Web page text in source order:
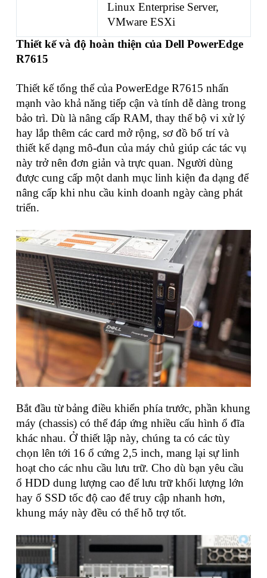
Linux Enterprise Server,
VMware ESXi
Thiết kế và độ hoàn thiện của Dell PowerEdge
R7615
Thiết kế tổng thể của PowerEdge R7615 nhấn
mạnh vào khả năng tiếp cận và tính dễ dàng trong
bảo trì. Dù là nâng cấp RAM, thay thế bộ vi xử lý
hay lắp thêm các card mở rộng, sơ đồ bố trí và
thiết kế dạng mô-đun của máy chủ giúp các tác vụ
này trở nên đơn giản và trực quan. Người dùng
được cung cấp một danh mục linh kiện đa dạng để
nâng cấp khi nhu cầu kinh doanh ngày càng phát
triển.
Bắt đầu từ bảng điều khiển phía trước, phần khung
máy (chassis) có thể đáp ứng nhiều cấu hình ổ đĩa
khác nhau. Ở thiết lập này, chúng ta có các tùy
chọn lên tới 16 ổ cứng 2,5 inch, mang lại sự linh
hoạt cho các nhu cầu lưu trữ. Cho dù bạn yêu cầu
ổ HDD dung lượng cao để lưu trữ khối lượng lớn
hay ổ SSD tốc độ cao để truy cập nhanh hơn,
khung máy này đều có thể hỗ trợ tốt.